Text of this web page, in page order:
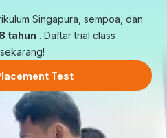
Singapura, sempoa, dan
tahun . Daftar trial class
Test